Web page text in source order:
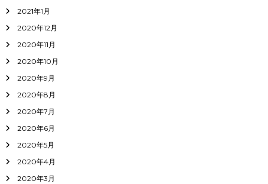
2021年1月
2020年12月
2020年11月
2020年10月
2020年9月
2020年8月
2020年7月
2020年6月
2020年5月
2020年4月
2020年3月